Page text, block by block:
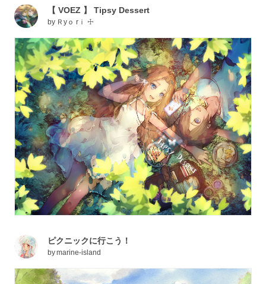
【 VOEZ 】 Tipsy Dessert
by Ｒyｏ rｉ ☩
ピクニックに行こう！
bymarine-island